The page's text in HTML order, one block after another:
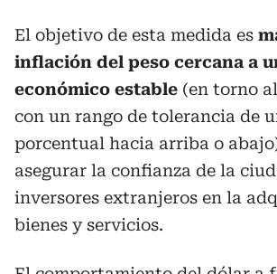
El objetivo de esta medida es
inflación del peso cercana a
económico estable (en torno
con un rango de tolerancia de
porcentual hacia arriba o
asegurar la confianza de la
inversores extranjeros en la
bienes y servicios.